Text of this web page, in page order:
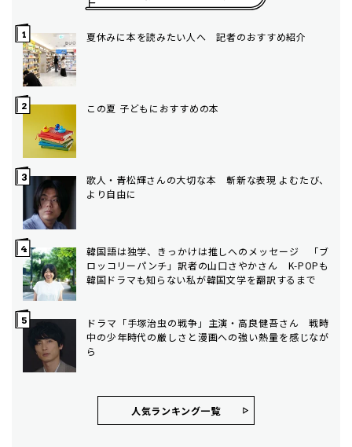
夏休みに本を読みたい人へ 記者のおすすめ紹介
この夏 子どもにおすすめの本
歌人・青松輝さんの大切な本 斬新な表現 よむたび、
より自由に
韓国語は独学、きっかけは推しへのメッセージ 「ブ
ロッコリーパンチ」訳者の山口さやかさん K-POPも
韓国ドラマも知らない私が韓国文学を翻訳するまで
ドラマ「手塚治虫の戦争」主演・高良健吾さん 戦時
中の少年時代の厳しさと漫画への強い熱量を感じなが
ら
人気ランキング⼀覧